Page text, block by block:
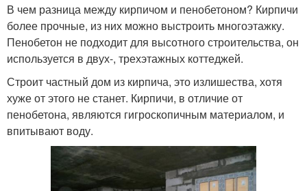
В чем разница между кирпичом и пенобетоном? Кирпичи
более прочные, из них можно выстроить многоэтажку.
Пенобетон не подходит для высотного строительства, он
используется в двух-, трехэтажных коттеджей.
Строит частный дом из кирпича, это излишества, хотя
хуже от этого не станет. Кирпичи, в отличие от
пенобетона, являются гигроскопичным материалом, и
впитывают воду.